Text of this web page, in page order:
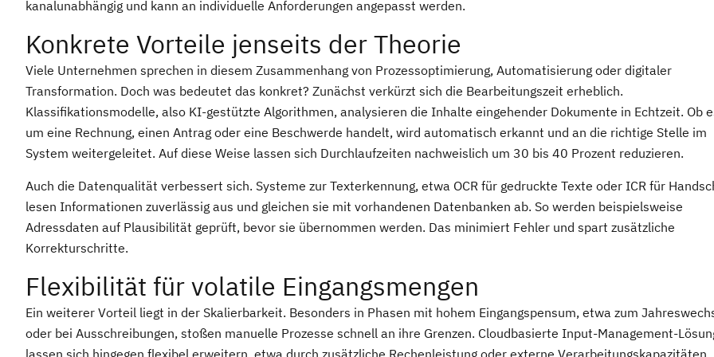
kanalunabhängig und kann an individuelle Anforderungen angepasst werden.
Konkrete Vorteile jenseits der Theorie
Viele Unternehmen sprechen in diesem Zusammenhang von Prozessoptimierung, Automatisierung oder digitaler
Transformation. Doch was bedeutet das konkret? Zunächst verkürzt sich die Bearbeitungszeit erheblich.
Klassifikationsmodelle, also KI-gestützte Algorithmen, analysieren die Inhalte eingehender Dokumente in Echtzeit. Ob
um eine Rechnung, einen Antrag oder eine Beschwerde handelt, wird automatisch erkannt und an die richtige Stelle im
System weitergeleitet. Auf diese Weise lassen sich Durchlaufzeiten nachweislich um 30 bis 40 Prozent reduzieren.
Auch die Datenqualität verbessert sich. Systeme zur Texterkennung, etwa OCR für gedruckte Texte oder ICR für
lesen Informationen zuverlässig aus und gleichen sie mit vorhandenen Datenbanken ab. So werden beispielsweise
Adressdaten auf Plausibilität geprüft, bevor sie übernommen werden. Das minimiert Fehler und spart zusätzliche
Korrekturschritte.
Flexibilität für volatile Eingangsmengen
Ein weiterer Vorteil liegt in der Skalierbarkeit. Besonders in Phasen mit hohem Eingangspensum, etwa zum
oder bei Ausschreibungen, stoßen manuelle Prozesse schnell an ihre Grenzen. Cloudbasierte Input-Management-
lassen sich hingegen flexibel erweitern, etwa durch zusätzliche Rechenleistung oder externe Verarbeitungskapazitäten.